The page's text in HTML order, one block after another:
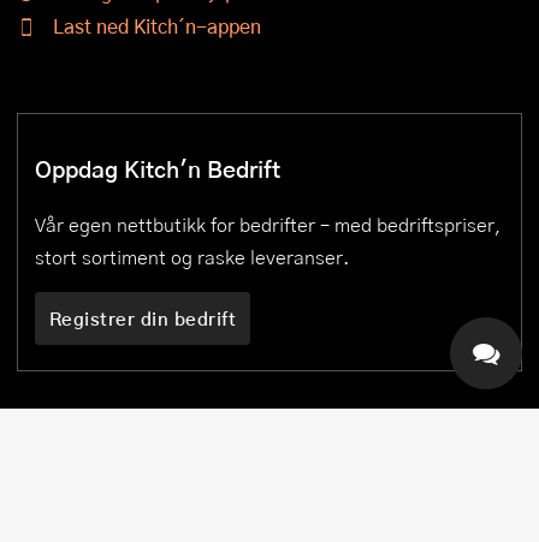
Last ned Kitch´n-appen
Oppdag Kitch'n Bedrift
Vår egen nettbutikk for bedrifter – med bedriftspriser,
stort sortiment og raske leveranser.
Registrer din bedrift